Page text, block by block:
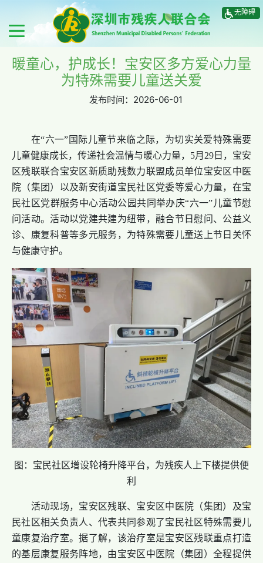
无障碍
暖童心，护成长！宝安区多方爱心力量
为特殊需要儿童送关爱
发布时间： 2026-06-01
在“六一”国际儿童节来临之际，为切实关爱特殊需要
儿童健康成长，传递社会温情与暖心力量，5月29日，宝安
区残联联合宝安区新质助残数力联盟成员单位宝安区中医
院（集团）以及新安街道宝民社区党委等爱心力量，在宝
民社区党群服务中心活动公园共同举办庆“六一”儿童节慰
问活动。活动以党建共建为纽带，融合节日慰问、公益义
诊、康复科普等多元服务，为特殊需要儿童送上节日关怀
与健康守护。
图：宝民社区增设轮椅升降平台，为残疾人上下楼提供便
利
活动现场，宝安区残联、宝安区中医院（集团）及宝
民社区相关负责人、代表共同参观了宝民社区特殊需要儿
童康复治疗室。据了解，该治疗室是宝安区残联重点打造
的基层康复服务阵地，由宝安区中医院（集团）全程提供